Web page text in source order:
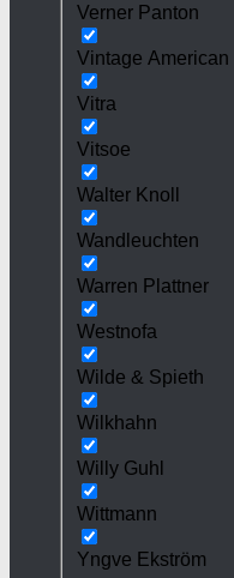
Verner Panton
Vintage
Vitra
Vitsoe
Walter Knoll
Wandleuchten
Warren Plattner
Westnofa
Wilde & Spieth
Wilkhahn
Willy Guhl
Wittmann
Yngve Ekström